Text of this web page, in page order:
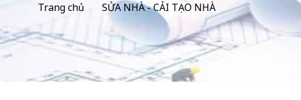
Trang chủ SỬA NHÀ - CẢI TẠO NHÀ Cải tạo nhà